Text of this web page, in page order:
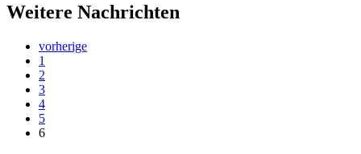
Weitere Nachrichten
vorherige
1
2
3
4
5
6